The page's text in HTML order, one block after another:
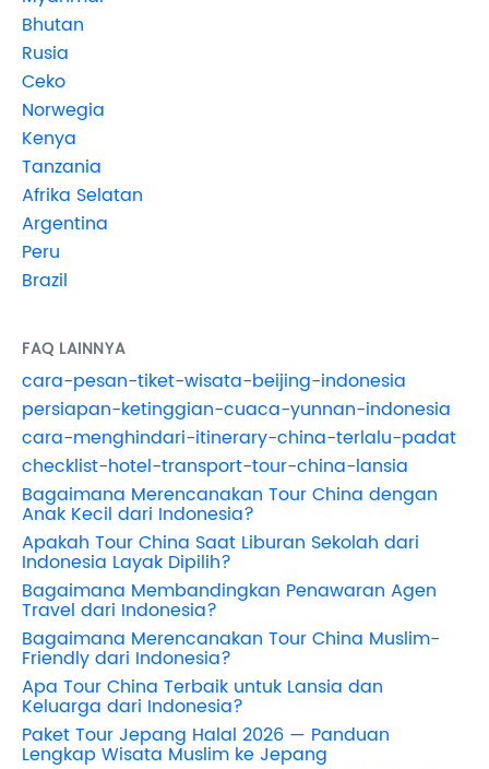
Bhutan
Rusia
Ceko
Norwegia
Kenya
Tanzania
Afrika Selatan
Argentina
Peru
Brazil
FAQ LAINNYA
cara-pesan-tiket-wisata-beijing-indonesia
persiapan-ketinggian-cuaca-yunnan-indonesia
cara-menghindari-itinerary-china-terlalu-padat
checklist-hotel-transport-tour-china-lansia
Bagaimana Merencanakan Tour China dengan
Anak Kecil dari Indonesia?
Apakah Tour China Saat Liburan Sekolah dari
Indonesia Layak Dipilih?
Bagaimana Membandingkan Penawaran Agen
Travel dari Indonesia?
Bagaimana Merencanakan Tour China Muslim-
Friendly dari Indonesia?
Apa Tour China Terbaik untuk Lansia dan
Keluarga dari Indonesia?
Paket Tour Jepang Halal 2026 — Panduan
Lengkap Wisata Muslim ke Jepang